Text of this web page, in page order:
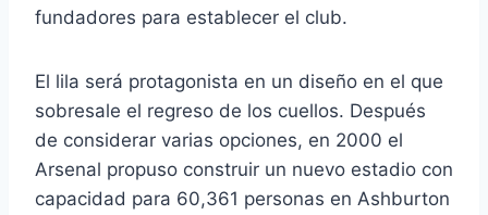
fundadores para establecer el club.
El lila será protagonista en un diseño en el que
sobresale el regreso de los cuellos. Después
de considerar varias opciones, en 2000 el
Arsenal propuso construir un nuevo estadio con
capacidad para 60,361 personas en Ashburton